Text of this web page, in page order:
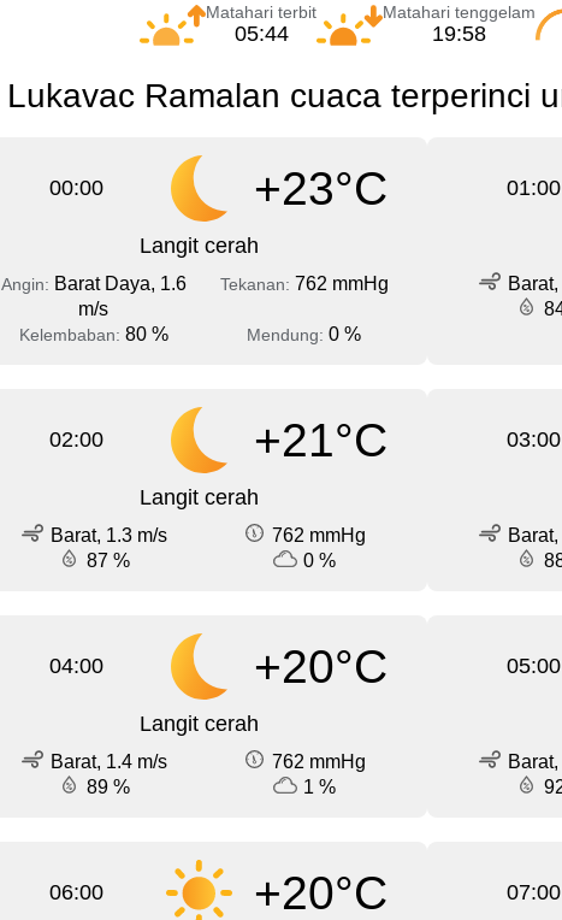
Matahari terbit
05:44
Matahari tenggelam
19:58
Lukavac Ramalan cuaca terperinci
00:00 +23°C
Langit cerah
Angin: Barat Daya, 1.6
m/s
Tekanan: 762 mmHg
Kelembaban: 80 % Mendung: 0 %
01:00
02:00 +21°C
Langit cerah
Barat, 1.3 m/s
762 mmHg
87 %
0 %
03:00
04:00 +20°C
Langit cerah
Barat, 1.4 m/s
762 mmHg
89 %
1 %
05:00
06:00 +20°C 07:00